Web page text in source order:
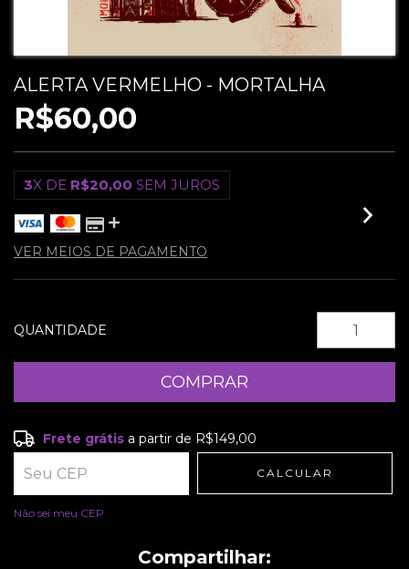
ALERTA VERMELHO - MORTALHA
R$60,00
3X DE R$20,00 SEM JUROS
VER MEIOS DE PAGAMENTO
QUANTIDADE
Frete grátis R$149,00
Entregas para o CEP:
Frete grátis a partir de R$149,00
CALCULAR
Não sei meu CEP
Compartilhar: